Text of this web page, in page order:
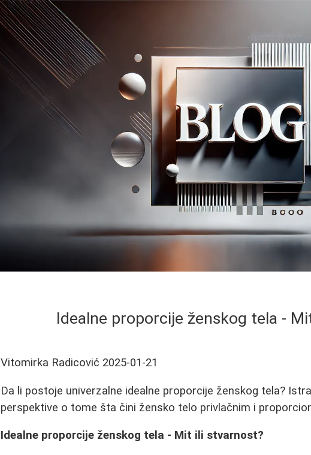
Idealne proporcije ženskog tela -
Vitomirka Radicović 2025-01-21
Da li postoje univerzalne idealne proporcije ženskog tela?
perspektive o tome šta čini žensko telo privlačnim i
Idealne proporcije ženskog tela - Mit ili stvarnost?